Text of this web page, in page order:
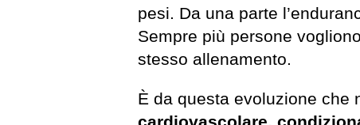
pesi. Da una parte
Sempre più persone
stesso allenamento.
È da questa evoluzione che
cardiovascolare,